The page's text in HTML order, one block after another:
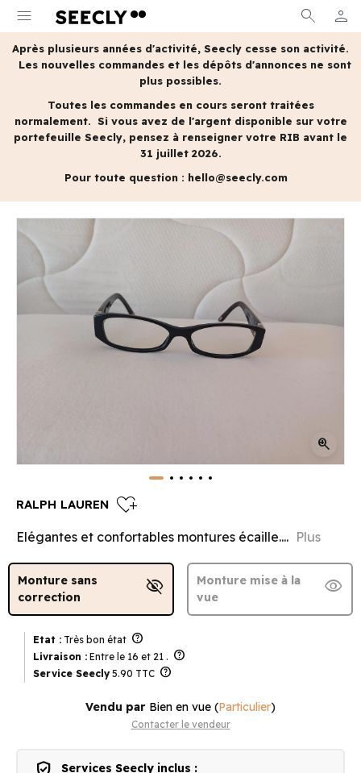
menu search person
MON
Après plusieurs années d'activité, Seecly cesse son activité.
Les nouvelles commandes et les dépôts d'annonces ne sont
plus possibles.
Toutes les commandes en cours seront traitées
normalement. Si vous avez de l'argent disponible sur votre
portefeuille Seecly, pensez à renseigner votre RIB avant le
31 juillet 2026.
Pour toute question : hello@seecly.com
zoom_in
RALPH LAUREN heart_plus
Elégantes et confortables montures écaille.... Plus
Monture sans
correction
visibility_off
Monture mise à la
vue
visibility
Etat : Très bon état help
Livraison : Entre le 16 et 21 . help
Service Seecly 5.90 TTC help
Vendu par Bien en vue (Particulier)
Contacter le vendeur
Services Seecly inclus :